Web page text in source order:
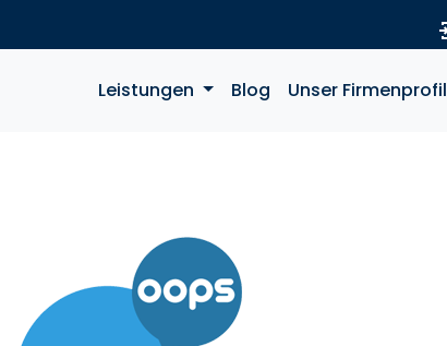
Leistungen Blog Unser Firmenprofil